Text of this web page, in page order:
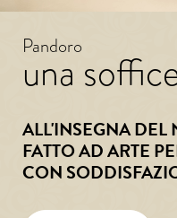
Pandoro
una
ALL'INSEGNA DEL
FATTO AD ARTE
CON